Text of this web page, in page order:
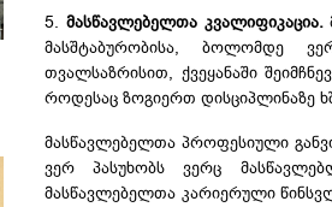
5. მასწავლებელთა კვალიფიკაცია.
მასშტაბურობისა, ბოლომდე
თვალსაზრისით, ქვეყანაში
როდესაც ზოგიერთ დისციპლინაზე
მასწავლებელთა პროფესიული
ვერ პასუხობს ვერც
მასწავლებელთა კარიერული